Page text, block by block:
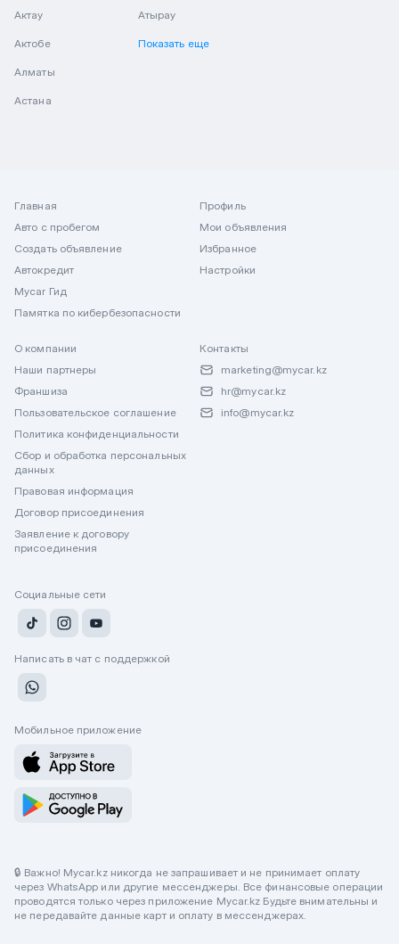
Актау
Актобе
Алматы
Астана
Атырау
Показать еще
Главная
Авто с пробегом
Создать объявление
Автокредит
Mycar Гид
Памятка по кибербезопасности
Профиль
Мои объявления
Избранное
Настройки
О компании
Наши партнеры
Франшиза
Пользовательское соглашение
Политика конфиденциальности
Сбор и обработка персональных
данных
Правовая информация
Договор присоединения
Заявление к договору
присоединения
Контакты
marketing@mycar.kz
hr@mycar.kz
info@mycar.kz
Социальные сети
Написать в чат с поддержкой
Мобильное приложение
🔒 Важно! Mycar.kz никогда не запрашивает и не принимает оплату
через WhatsApp или другие мессенджеры. Все финансовые операции
проводятся только через приложение Mycar.kz Будьте внимательны и
не передавайте данные карт и оплату в мессенджерах.